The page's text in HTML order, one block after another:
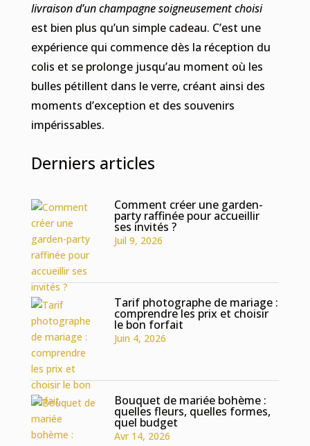
livraison d’un champagne soigneusement choisi
est bien plus qu’un simple cadeau. C’est une
expérience qui commence dès la réception du
colis et se prolonge jusqu’au moment où les
bulles pétillent dans le verre, créant ainsi des
moments d’exception et des souvenirs
impérissables.
Derniers articles
Comment créer une garden-
party raffinée pour accueillir
ses invités ?
Juil 9, 2026
Tarif photographe de mariage :
comprendre les prix et choisir
le bon forfait
Juin 4, 2026
Bouquet de mariée bohème :
quelles fleurs, quelles formes,
quel budget
Avr 14, 2026